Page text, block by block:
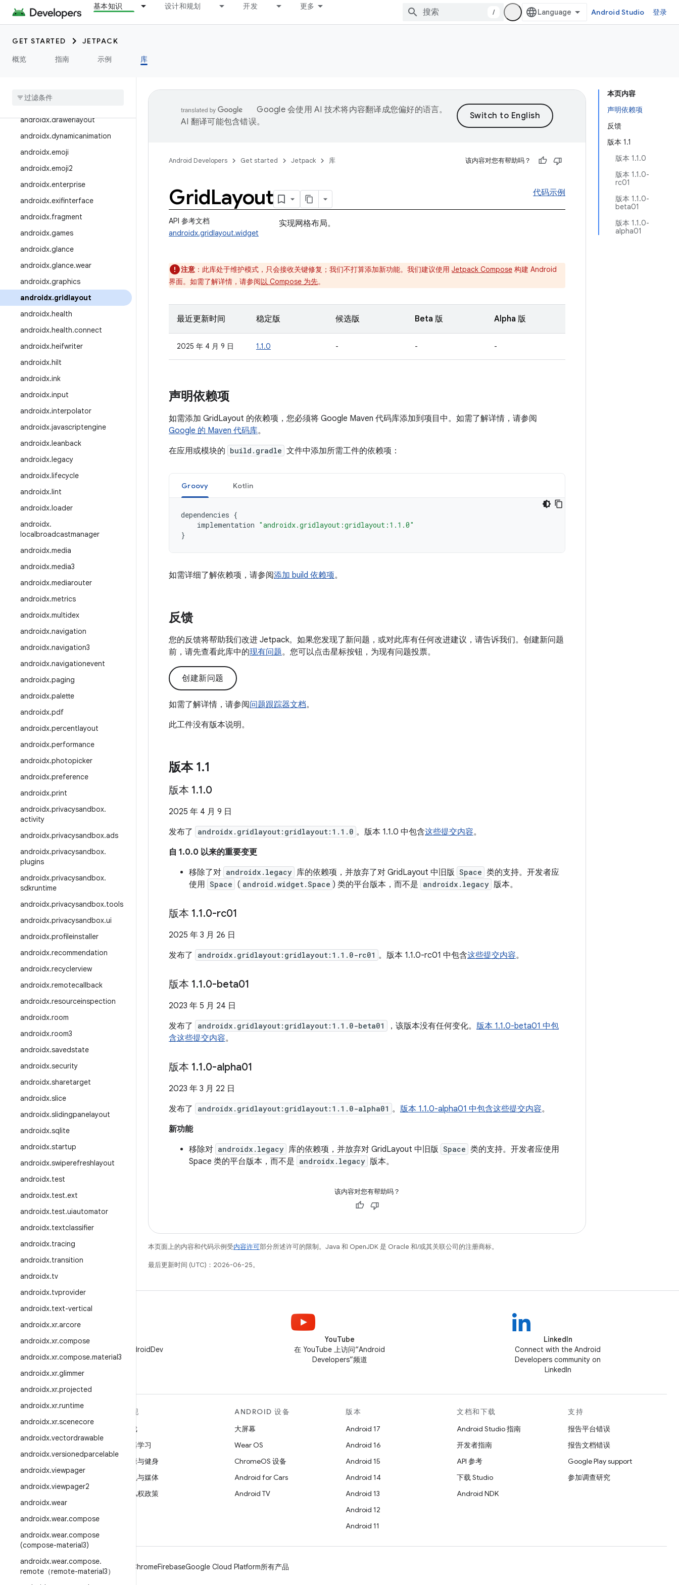
基本知识 设计和规划 开发 更多
/ Android Studio 登录
GET STARTED
JETPACK
概览
指南 示例 库
androidx.credentials.registry
androidx.cursoradapter
androidx.customview
androidx.databinding
androidx .
androidx.drawerlayout
androidx.dynamicanimation
androidx.emoji
androidx.emoji2
androidx.enterprise
androidx.exifinterface
androidx.fragment
androidx.games
androidx.glance
androidx.glance.wear
androidx.graphics
androidx.gridlayout
androidx.health
androidx.health.connect
androidx.heifwriter
androidx.hilt
androidx.ink
androidx.input
androidx.interpolator
androidx.javascriptengine
androidx.leanback
androidx.legacy
androidx.lifecycle
androidx.lint
androidx.loader
androidx.
localbroadcastmanager
androidx.media
androidx.media3
androidx.mediarouter
androidx.metrics
androidx.multidex
androidx.navigation
androidx.navigation3
androidx.navigationevent
androidx.paging
androidx.palette
androidx.pdf
androidx.percentlayout
androidx.performance
androidx.photopicker
androidx.preference
androidx.print
androidx.privacysandbox.
activity
androidx.privacysandbox.ads
androidx.privacysandbox.
plugins
androidx.privacysandbox.
sdkruntime
androidx.privacysandbox.tools
androidx.privacysandbox.ui
androidx.profileinstaller
androidx.recommendation
androidx.recyclerview
androidx.remotecallback
androidx.resourceinspection
androidx.room
androidx.room3
androidx.savedstate
androidx.security
androidx.sharetarget
androidx.slice
androidx.slidingpanelayout
androidx.sqlite
androidx.startup
androidx.swiperefreshlayout
androidx.test
androidx.test.ext
androidx.test.uiautomator
androidx.textclassifier
androidx.tracing
androidx.transition
androidx.tv
androidx.tvprovider
androidx.text-vertical
androidx.xr.arcore
androidx.xr.compose
androidx.xr.compose.material3
androidx.xr.glimmer
androidx.xr.projected
androidx.xr.runtime
androidx.xr.scenecore
androidx.vectordrawable
androidx.versionedparcelable
androidx.viewpager
androidx.viewpager2
androidx.wear
androidx.wear.compose
androidx.wear.compose
(compose-material3)
androidx.wear.compose.
remote（remote-material3）
本页内容
声明依赖项
反馈
版本 1.1
版本 1.1.0
版本 1.1.0-
rc01
版本 1.1.0-
beta01
版本 1.1.0-
alpha01
Google 会使用 AI 技术将内容翻译成您偏好的语言。
AI 翻译可能包含错误。
Android Developers Get started Jetpack 库 该内容对您有帮助吗？
GridLayout 代码示例
API 参考文档
androidx.gridlayout.widget
实现网格布局。
注意 ：此库处于维护模式，只会接收关键修复；我们不打算添加新功能。我们建议使用 Jetpack Compose 构建 Android
界面。如需了解详情，请参阅以 Compose 为先。
最近更新时间 稳定版 候选版 Beta 版 Alpha 版
2025 年 4 月 9 日 1.1.0 - - -
声明依赖项
如需添加 GridLayout 的依赖项，您必须将 Google Maven 代码库添加到项目中。如需了解详情，请参阅
Google 的 Maven 代码库。
在应用或模块的 build.gradle 文件中添加所需工件的依赖项：
Groovy Kotlin
dependencies {
implementation "androidx.gridlayout:gridlayout:1.1.0"
}
如需详细了解依赖项，请参阅添加 build 依赖项。
反馈
您的反馈将帮助我们改进 Jetpack。如果您发现了新问题，或对此库有任何改进建议，请告诉我们。创建新问题
前，请先查看此库中的现有问题。您可以点击星标按钮，为现有问题投票。
创建新问题
如需了解详情，请参阅问题跟踪器文档。
此工件没有版本说明。
版本 1.1
版本 1.1.0
2025 年 4 月 9 日
发布了
androidx.gridlayout:gridlayout:1.1.0 。版本 1.1.0 中包含这些提交内容。
自 1.0.0 以来的重要变更
移除了对 androidx.legacy 库的依赖项，并放弃了对 GridLayout 中旧版 Space 类的支持。开发者应
使用 Space ( android.widget.Space ) 类的平台版本，而不是 androidx.legacy 版本。
版本 1.1.0-rc01
2025 年 3 月 26 日
发布了
androidx.gridlayout:gridlayout:1.1.0-rc01 。版本 1.1.0-rc01 中包含这些提交内容。
版本 1.1.0-beta01
2023 年 5 月 24 日
发布了
androidx.gridlayout:gridlayout:1.1.0-beta01 ，该版本没有任何变化。 版本 1.1.0-beta01 中包
含这些提交内容。
版本 1.1.0-alpha01
2023 年 3 月 22 日
发布了
androidx.gridlayout:gridlayout:1.1.0-alpha01 。 版本 1.1.0-alpha01 中包含这些提交内容。
新功能
移除对 androidx.legacy 库的依赖项，并放弃对 GridLayout 中旧版 Space 类的支持。开发者应使用
Space 类的平台版本，而不是 androidx.legacy 版本。
该内容对您有帮助吗？
本页面上的内容和代码示例受内容许可部分所述许可的限制。Java 和 OpenJDK 是 Oracle 和/或其关联公司的注册商标。
最后更新时间 (UTC)：2026-06-25。
在 X 上关注 @AndroidDev
YouTube
在 YouTube 上访问“Android
Developers”频道
LinkedIn
Connect with the Android
Developers community on
LinkedIn
发现
游戏
机器学习
健康与健身
相机与媒体
隐私权政策
ANDROID 设备
大屏幕
Wear OS
ChromeOS 设备
Android for Cars
Android TV
版本
Android 17
Android 16
Android 15
Android 14
Android 13
Android 12
Android 11
文档和下载
Android Studio 指南
开发者指南
API 参考
下载 Studio
Android NDK
支持
报告平台错误
报告文档错误
Google Play support
参加调查研究
Android ChromeFirebaseGoogle Cloud Platform所有产品